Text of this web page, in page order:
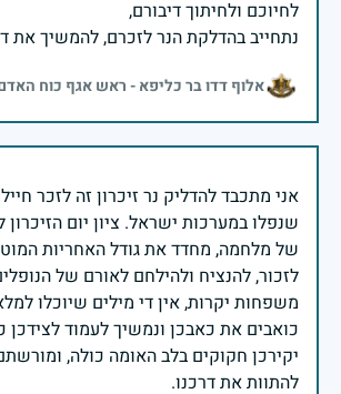
נתחייב בהדלקת הנר לזכרם, להמשיך את
אלוף דדו בר כליפא - ראש אגף כוח
אני מתכבד להדליק נר זיכרון זה לזכר
שנפלו במערכות ישראל. ציון יום
של מלחמה, מחדד את גודל האחריות
משפחות יקרות, אין די מילים שיוכלו
כואבים את כאבכן ונמשיך לעמוד לצידכן
יקירכן חקוקים בלב האומה כולה,